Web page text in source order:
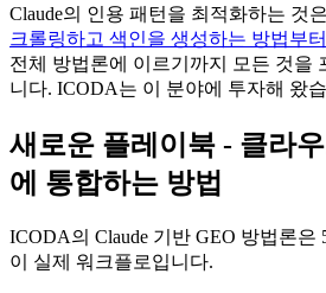
Claude의 인용 패턴을 최적화하는 것은
크롤링하고 색인을 생성하는 방법부터
전체 방법론에 이르기까지 모든 것을
니다. ICODA는 이 분야에 투자해 왔
새로운 플레이북 - 클라
에 통합하는 방법
ICODA의 Claude 기반 GEO 방법론은
이 실제 워크플로입니다.